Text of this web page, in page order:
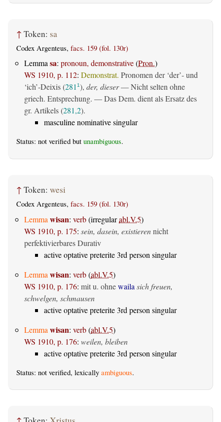
↑ Token: sa
Codex Argenteus, facs. 159 (fol. 130r)
Lemmasa: pronoun, demonstrative(Pron.)
WS 1910, p. 112: Demonstrat. Pronomen der ‘der’- und
‘ich’-Deixis (281 1), der, dieser— Nicht selten ohne
griech. Entsprechung. — Das Dem. dient als Ersatz des
gr. Artikels (281,2).
masculine nominative singular
Status: not verified but unambiguous.
↑ Token: wesi
Codex Argenteus, facs. 159 (fol. 130r)
Lemma wisan: verb(irregularabl.V.5)
WS 1910, p. 175: sein, dasein, existierennicht
perfektivierbares Durativ
active optative preterite 3rd person singular
Lemma wisan: verb(abl.V.5)
WS 1910, p. 176: mit u. ohnewaila sich freuen,
schwelgen, schmausen
active optative preterite 3rd person singular
Lemma wisan: verb(abl.V.5)
WS 1910, p. 176: weilen, bleiben
active optative preterite 3rd person singular
Status: not verified, lexically ambiguous.